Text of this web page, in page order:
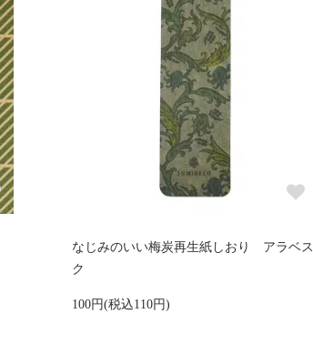
なじみのいい梅炭再生紙しおり アラベス
ク
100円(税込110円)